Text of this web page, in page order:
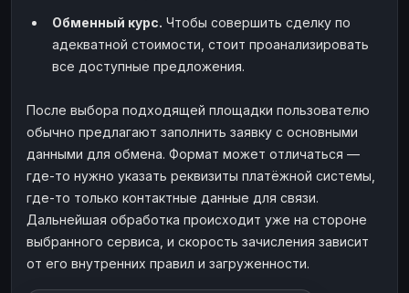
Обменный курс. Чтобы совершить сделку по
адекватной стоимости, стоит проанализировать
все доступные предложения.
После выбора подходящей площадки пользователю
обычно предлагают заполнить заявку с основными
данными для обмена. Формат может отличаться —
где-то нужно указать реквизиты платёжной системы,
где-то только контактные данные для связи.
Дальнейшая обработка происходит уже на стороне
выбранного сервиса, и скорость зачисления зависит
от его внутренних правил и загруженности.